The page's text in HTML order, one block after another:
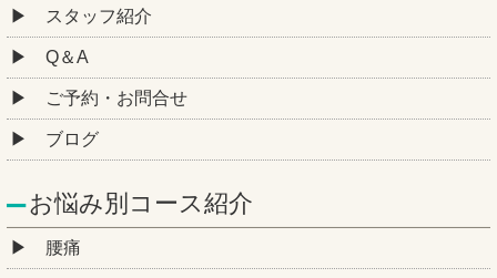
スタッフ紹介
Q＆A
ご予約・お問合せ
ブログ
お悩み別コース紹介
腰痛